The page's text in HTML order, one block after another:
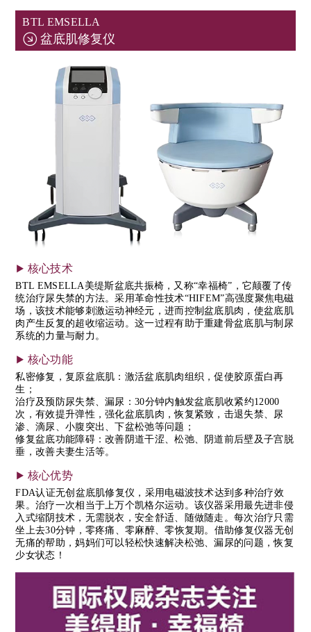
BTL EMSELLA
盆底肌修复仪
核心技术
BTL EMSELLA美缇斯盆底共振椅，又称“幸福椅”，它颠覆了传
统治疗尿失禁的方法。采用革命性技术“HIFEM”高强度聚焦电磁
场，该技术能够刺激运动神经元，进而控制盆底肌肉，使盆底肌
肉产生反复的超收缩运动。这一过程有助于重建骨盆底肌与制尿
系统的力量与耐力。
核心功能
私密修复，复原盆底肌：激活盆底肌肉组织，促使胶原蛋白再
生；
治疗及预防尿失禁、漏尿：30分钟内触发盆底肌收紧约12000
次，有效提升弹性，强化盆底肌肉，恢复紧致，击退失禁、尿
渗、滴尿、小腹突出、下盆松弛等问题；
修复盆底功能障碍：改善阴道干涩、松弛、阴道前后壁及子宫脱
垂，改善夫妻生活等。
核心优势
FDA认证无创盆底肌修复仪，采用电磁波技术达到多种治疗效
果。治疗一次相当于上万个凯格尔运动。该仪器采用最先进非侵
入式缩阴技术，无需脱衣，安全舒适、随做随走。每次治疗只需
坐上去30分钟，零疼痛、零麻醉、零恢复期。借助修复仪器无创
无痛的帮助，妈妈们可以轻松快速解决松弛、漏尿的问题，恢复
少女状态！